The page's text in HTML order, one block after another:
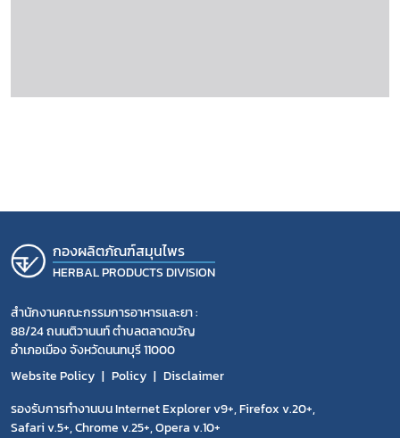
กองผลิตภัณฑ์สมุนไพร
HERBAL PRODUCTS DIVISION
สำนักงานคณะกรรมการอาหารและยา :
88/24 ถนนติวานนท์ ตำบลตลาดขวัญ
อำเภอเมือง จังหวัดนนทบุรี 11000
Website Policy
Policy
Disclaimer
รองรับการทำงานบน Internet Explorer v9+, Firefox v.20+,
Safari v.5+, Chrome v.25+, Opera v.10+